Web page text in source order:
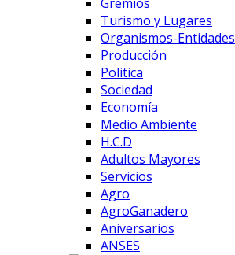
Turismo y Lugares
Organismos-Entidades
Producción
Politica
Sociedad
Economía
Medio Ambiente
H.C.D
Adultos Mayores
Servicios
Agro
AgroGanadero
Aniversarios
ANSES